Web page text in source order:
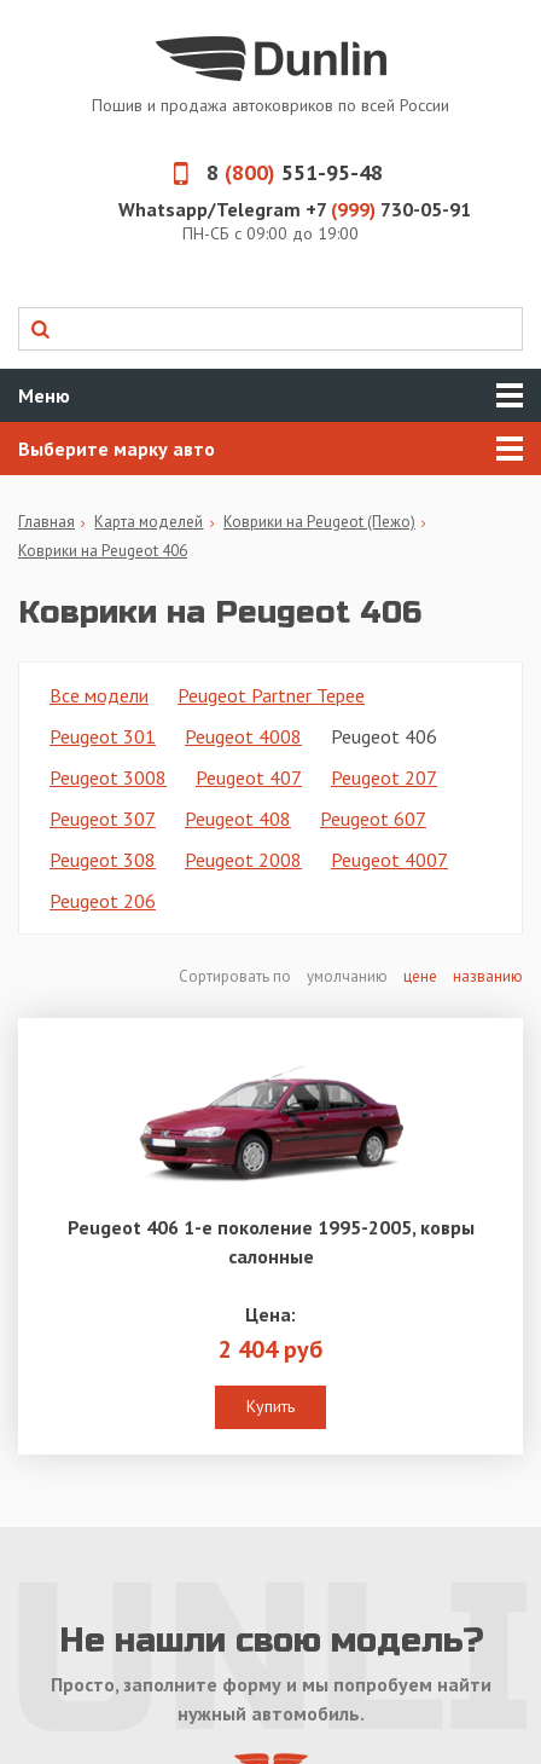
Пошив и продажа автоковриков по всей России
8 (800) 551-95-48
Whatsapp/Telegram +7 (999) 730-05-91
ПН-СБ с 09:00 до 19:00
Меню
Выберите марку авто
Главная Карта моделей
Коврики на Peugeot (Пежо)
Коврики на Peugeot 406
Коврики на Peugeot 406
Все модели
Peugeot Partner Tepee
Peugeot 301
Peugeot 4008
Peugeot 406
Peugeot 3008
Peugeot 407
Peugeot 207
Peugeot 307
Peugeot 408
Peugeot 607
Peugeot 308
Peugeot 2008
Peugeot 4007
Peugeot 206
Сортировать по умолчанию цене названию
Peugeot 406 1-е поколение 1995-2005, ковры
салонные
Цена:
2 404 руб
Купить
Не нашли свою модель?
Просто, заполните форму и мы попробуем найти
нужный автомобиль.